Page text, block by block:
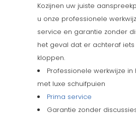
Kozijnen uw juiste
u onze professionele
service en garantie zonder
het geval dat er achteraf iets
kloppen.
Professionele werkwijze
met luxe schuifpuien
Prima service
Garantie zonder